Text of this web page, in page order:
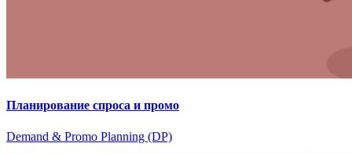
Планирование спроса и промо
Demand & Promo Planning (DP)